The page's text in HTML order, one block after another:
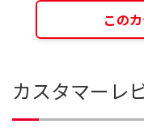
この
カスタマーレ